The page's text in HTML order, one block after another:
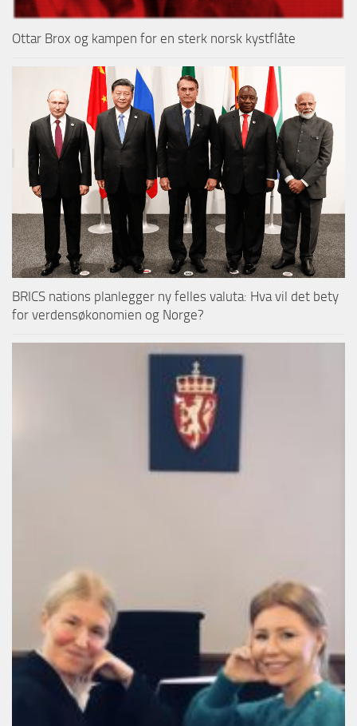
Ottar Brox og kampen for en sterk norsk kystflåte
BRICS nations planlegger ny felles valuta: Hva vil det bety
for verdensøkonomien og Norge?